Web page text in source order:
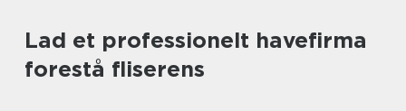
Lad et professionelt havefirma
forestå fliserens